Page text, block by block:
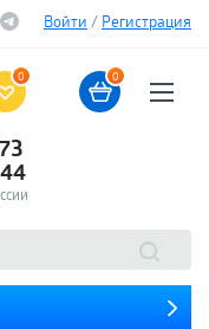
Войти / Регистрация
0 0